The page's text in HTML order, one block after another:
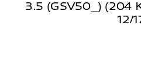
3.5 (GSV50_) (204
12/